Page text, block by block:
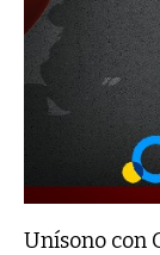
Unísono con